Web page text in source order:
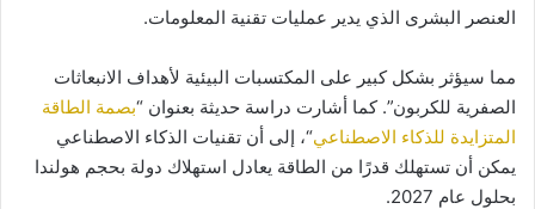
العنصر البشرى الذي يدير عمليات تقنية المعلومات.
مما سيؤثر بشكل كبير على المكتسبات البيئية لأهداف الانبعاثات
الصفرية للكربون”. كما أشارت دراسة حديثة بعنوان “بصمة الطاقة
المتزايدة للذكاء الاصطناعي“، إلى أن تقنيات الذكاء الاصطناعي
يمكن أن تستهلك قدرًا من الطاقة يعادل استهلاك دولة بحجم هولندا
بحلول عام 2027.